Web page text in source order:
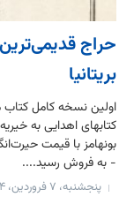
حراج
بریتانیا
اولین نسخه کامل کتاب
کتابهای اهدایی‌ به
- به فروش رسید....
پنجشنبه، ۷ فروردین، ۱۴۰۴